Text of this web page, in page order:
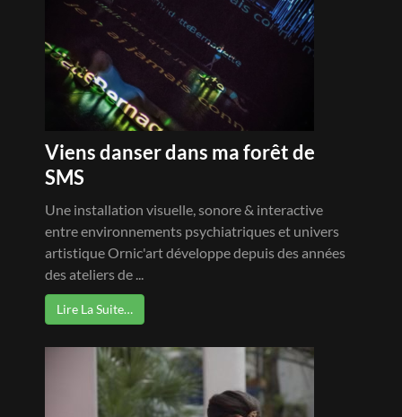
Viens danser dans ma forêt de
SMS
Une installation visuelle, sonore & interactive
entre environnements psychiatriques et univers
artistique Ornic'art développe depuis des années
des ateliers de ...
Lire La Suite…